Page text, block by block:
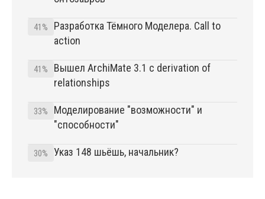
41%
Разработка Тёмного Моделера. Call to
action
41%
Вышел ArchiMate 3.1 c derivation of
relationships
33%
Моделирование "возможности" и
"способности"
30% Указ 148 шьёшь, начальник?